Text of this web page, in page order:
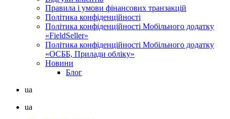
Правила і умови фінансових транзакцій
Політика конфіденційності
Політика конфіденційності Мобільного додатку
«FieldSeller»
Політика конфіденційності Мобільного додатку
«ОСББ, Прилади обліку»
Новини
Блог
ua
ua